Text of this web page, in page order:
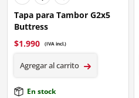
Tapa para Tambor G2x5
Buttress
$1.990 (IVA incl.)
Agregar al carrito
En stock